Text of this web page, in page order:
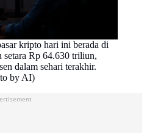
kripto hari ini berada di
Rp 64.630 triliun,
dalam sehari terakhir.
by AI)